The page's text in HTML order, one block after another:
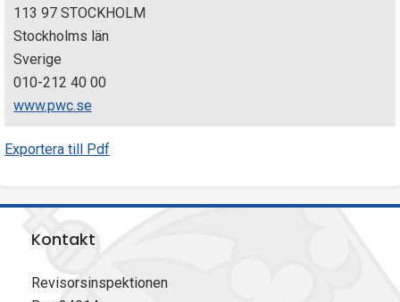
113 97 STOCKHOLM
Stockholms län
Sverige
010-212 40 00
www.pwc.se
Exportera till Pdf
Kontakt
Revisorsinspektionen